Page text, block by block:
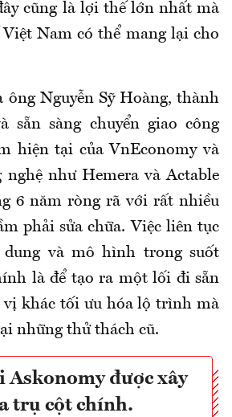
cũng là lợi thế lớn nhất mà
Nam có thể mang lại cho
ông Nguyễn Sỹ Hoàng, thành
sẵn sàng chuyển giao công
hiện tại của VnEconomy và
nghệ như Hemera và Actable
6 năm ròng rã với rất nhiều
phải sửa chữa. Việc liên tục
và mô hình trong suốt
là để tạo ra một lối đi sẵn
vị khác tối ưu hóa lộ trình mà
những thử thách cũ.
Askonomy được xây
trụ cột chính.